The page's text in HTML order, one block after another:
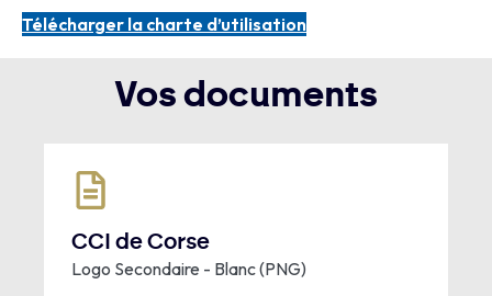
Télécharger la charte d’utilisation
Vos documents
CCI de Corse
Logo Secondaire - Blanc (PNG)